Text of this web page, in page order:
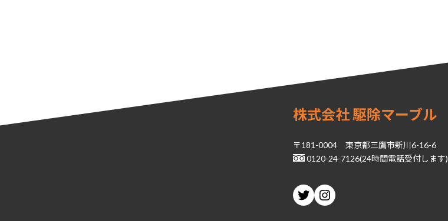
株式会社 駆除マーブル
〒181-0004 東京都三鷹市新川6-16-6
0120-24-7126(24時間電話受付します)
TwitterInstagram